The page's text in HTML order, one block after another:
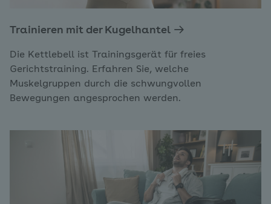
Trainieren mit der Kugelhantel
Die Kettlebell ist Trainingsgerät für freies
Gerichtstraining. Erfahren Sie, welche
Muskelgruppen durch die schwungvollen
Bewegungen angesprochen werden.